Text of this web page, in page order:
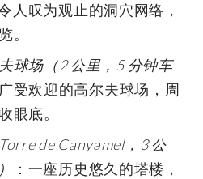
令人叹为观止的洞穴网络，
。
球场（2 公里，5 分钟车
受欢迎的高尔夫球场，周
眼底。
de Canyamel，3 公
：一座历史悠久的塔楼，